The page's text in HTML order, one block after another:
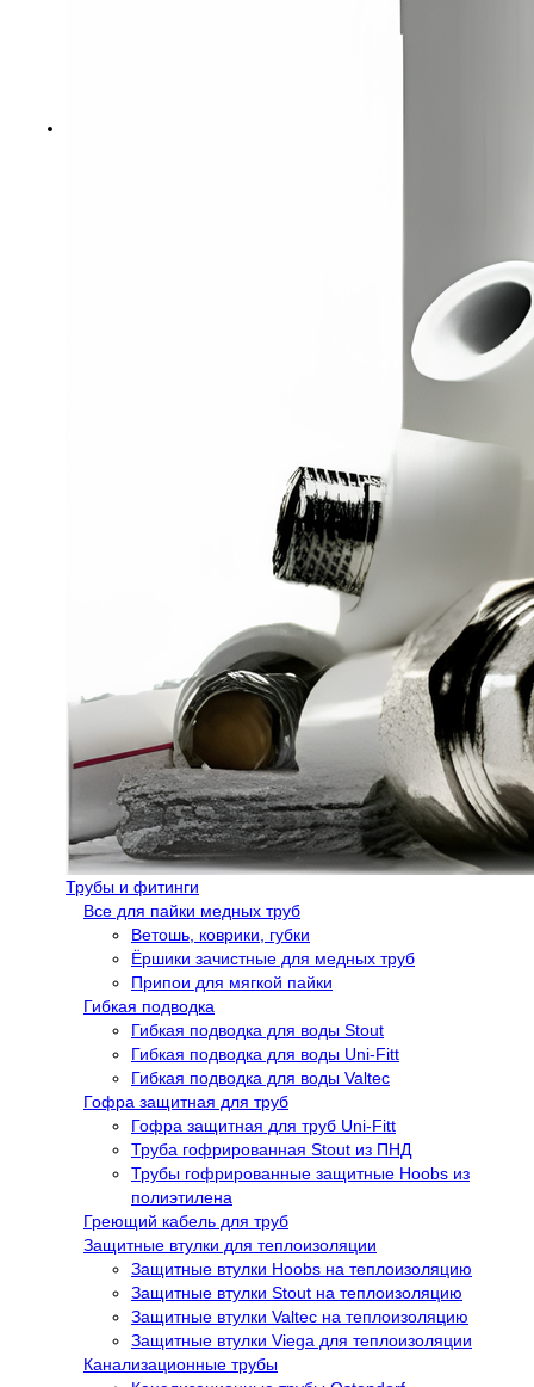
Трубы и фитинги
Все для пайки медных труб
Ветошь, коврики, губки
Ёршики зачистные для медных труб
Припои для мягкой пайки
Гибкая подводка
Гибкая подводка для воды Stout
Гибкая подводка для воды Uni-Fitt
Гибкая подводка для воды Valtec
Гофра защитная для труб
Гофра защитная для труб Uni-Fitt
Труба гофрированная Stout из ПНД
Трубы гофрированные защитные Hoobs из
полиэтилена
Греющий кабель для труб
Защитные втулки для теплоизоляции
Защитные втулки Hoobs на теплоизоляцию
Защитные втулки Stout на теплоизоляцию
Защитные втулки Valtec на теплоизоляцию
Защитные втулки Viega для теплоизоляции
Канализационные трубы